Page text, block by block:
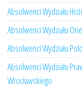
Absolwenci Wydziału
Absolwenci Wydziału
Absolwenci Wydziału
Absolwenci Wydziału
Wrocławskiego